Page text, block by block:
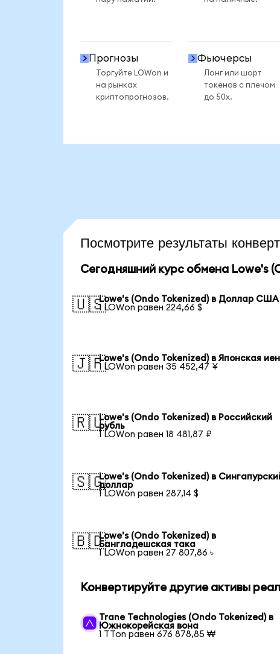
Прогнозы
Торгуйте LOWon и
на рынках
криптопрогнозов.
Фьючерсы
Лонг или шорт
токенов с плечом
до 50x.
Посмотрите результаты
Сегодняшний курс обмена Lowe's
🇺🇸Lowe's (Ondo Tokenized) в Доллар США
1 LOWon равен 224,66 $
🇯🇵Lowe's (Ondo Tokenized) в Японская
1 LOWon равен 35 452,47 ¥
🇷🇺Lowe's (Ondo Tokenized) в Российский
рубль
1 LOWon равен 18 481,87 ₽
🇸🇬Lowe's (Ondo Tokenized) в
доллар
1 LOWon равен 287,14 $
🇧🇩Lowe's (Ondo Tokenized) в
Бангладешская така
1 LOWon равен 27 807,86 ৳
Конвертируйте другие активы
Trane Technologies (Ondo Tokenized) в
Южнокорейская вона
1 TTon равен 676 878,85 ₩